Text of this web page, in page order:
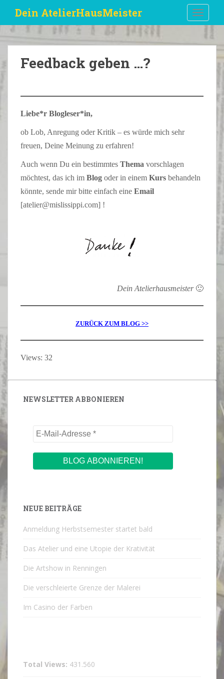
i
o
Dein AtelierHausMeister
Feedback geben …?
Liebe*r Blogleser*in,
ob Lob, Anregung oder Kritik – es würde mich sehr
freuen, Deine Meinung zu erfahren!
Auch wenn Du ein bestimmtes Thema vorschlagen
möchtest, das ich im Blog oder in einem Kurs behandeln
könnte, sende mir bitte einfach eine Email
[atelier@mislissippi.com] !
Dein Atelierhausmeister🙂
ZURÜCK ZUM BLOG >>
Views: 32
NEWSLETTER ABBONIEREN
NEUE BEITRÄGE
Anmeldung Herbstsemester startet bald
Das Atelier und eine Utopie der Krativität
Die Artshow in Renningen
Die verschleierte Grenze der Malerei
Im Casino der Farben
Total Views: 431.560